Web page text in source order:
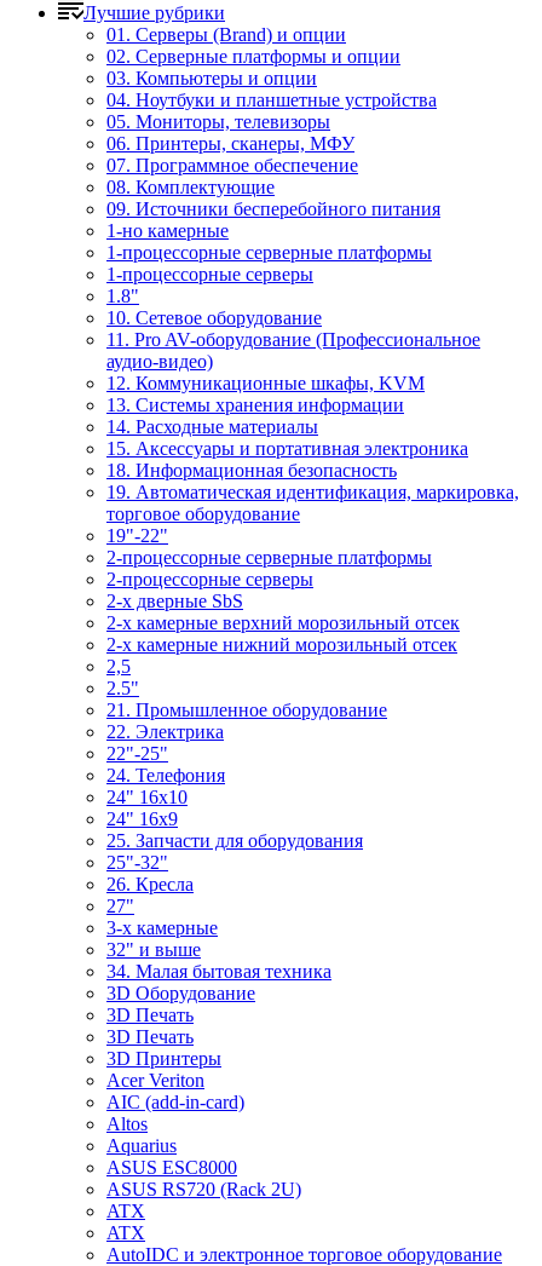
Лучшие рубрики
01. Серверы (Brand) и опции
02. Серверные платформы и опции
03. Компьютеры и опции
04. Ноутбуки и планшетные устройства
05. Мониторы, телевизоры
06. Принтеры, сканеры, МФУ
07. Программное обеспечение
08. Комплектующие
09. Источники бесперебойного питания
1-но камерные
1-процессорные серверные платформы
1-процессорные серверы
1.8"
10. Сетевое оборудование
11. Pro AV-оборудование (Профессиональное
аудио-видео)
12. Коммуникационные шкафы, KVM
13. Системы хранения информации
14. Расходные материалы
15. Аксессуары и портативная электроника
18. Информационная безопасность
19. Автоматическая идентификация, маркировка,
торговое оборудование
19"-22"
2-процессорные серверные платформы
2-процессорные серверы
2-х дверные SbS
2-х камерные верхний морозильный отсек
2-х камерные нижний морозильный отсек
2,5
2.5"
21. Промышленное оборудование
22. Электрика
22"-25"
24. Телефония
24" 16x10
24" 16x9
25. Запчасти для оборудования
25"-32"
26. Кресла
27"
3-x камерные
32" и выше
34. Малая бытовая техника
3D Оборудование
3D Печать
3D Печать
3D Принтеры
Acer Veriton
AIC (add-in-card)
Altos
Aquarius
ASUS ESC8000
ASUS RS720 (Rack 2U)
ATX
ATX
AutoIDC и электронное торговое оборудование